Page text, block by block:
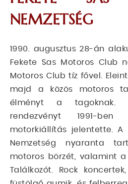
NEMZETSÉG
1990. augusztus 28-án
Fekete Sas Motoros Club
Motoros Club tíz fővel.
majd a közös motoros
élményt a tagoknak.
rendezvényt 1991-
motorkiállítás jelentette. A
Nemzetség nyaranta
motoros börzét, valamint a
Találkozót. Rock